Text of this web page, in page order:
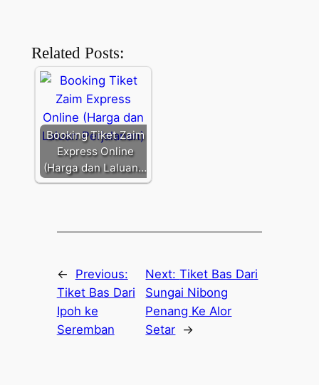
Related Posts:
Booking Tiket Zaim
Express Online
(Harga dan Laluan…
←
Previous:
Tiket Bas Dari
Ipoh ke
Seremban
Next:Tiket Bas Dari
Sungai Nibong
Penang Ke Alor
Setar →